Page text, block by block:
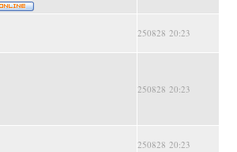
250828 20:23
250828 20:23
250828 20:23